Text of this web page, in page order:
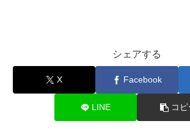
シェアする
X Facebook
LINE コピ